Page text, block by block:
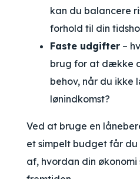
kan du balancere
forhold til din
Faste udgifter –
brug for at dække
behov, når du ikke
lønindkomst?
Ved at bruge en
et simpelt budget får
af, hvordan din